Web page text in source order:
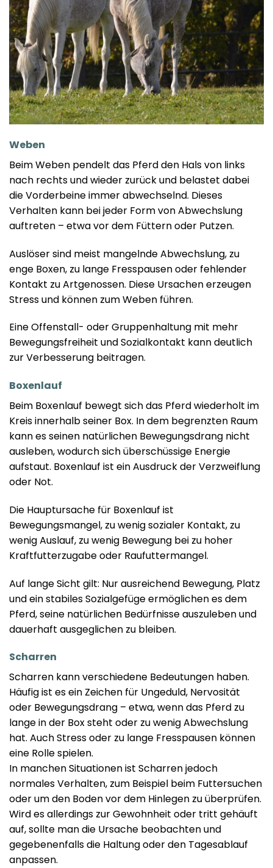
Weben
Beim Weben pendelt das Pferd den Hals von links
nach rechts und wieder zurück und belastet dabei
die Vorderbeine immer abwechselnd. Dieses
Verhalten kann bei jeder Form von Abwechslung
auftreten – etwa vor dem Füttern oder Putzen.
Auslöser sind meist mangelnde Abwechslung, zu
enge Boxen, zu lange Fresspausen oder fehlender
Kontakt zu Artgenossen. Diese Ursachen erzeugen
Stress und können zum Weben führen.
Eine Offenstall- oder Gruppenhaltung mit mehr
Bewegungsfreiheit und Sozialkontakt kann deutlich
zur Verbesserung beitragen.
Boxenlauf
Beim Boxenlauf bewegt sich das Pferd wiederholt im
Kreis innerhalb seiner Box. In dem begrenzten Raum
kann es seinen natürlichen Bewegungsdrang nicht
ausleben, wodurch sich überschüssige Energie
aufstaut. Boxenlauf ist ein Ausdruck der Verzweiflung
oder Not.
Die Hauptursache für Boxenlauf ist
Bewegungsmangel, zu wenig sozialer Kontakt, zu
wenig Auslauf, zu wenig Bewegung bei zu hoher
Kraftfutterzugabe oder Raufuttermangel.
Auf lange Sicht gilt: Nur ausreichend Bewegung, Platz
und ein stabiles Sozialgefüge ermöglichen es dem
Pferd, seine natürlichen Bedürfnisse auszuleben und
dauerhaft ausgeglichen zu bleiben.
Scharren
Scharren kann verschiedene Bedeutungen haben.
Häufig ist es ein Zeichen für Ungeduld, Nervosität
oder Bewegungsdrang – etwa, wenn das Pferd zu
lange in der Box steht oder zu wenig Abwechslung
hat. Auch Stress oder zu lange Fresspausen können
eine Rolle spielen.
In manchen Situationen ist Scharren jedoch
normales Verhalten, zum Beispiel beim Futtersuchen
oder um den Boden vor dem Hinlegen zu überprüfen.
Wird es allerdings zur Gewohnheit oder tritt gehäuft
auf, sollte man die Ursache beobachten und
gegebenenfalls die Haltung oder den Tagesablauf
anpassen.